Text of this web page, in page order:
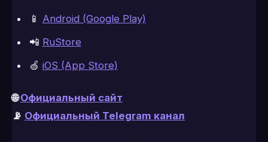
📱 Android (Google Play)
📲 RuStore
🍏 iOS (App Store)
🌐Официальный сайт
📡 Официальный Telegram канал